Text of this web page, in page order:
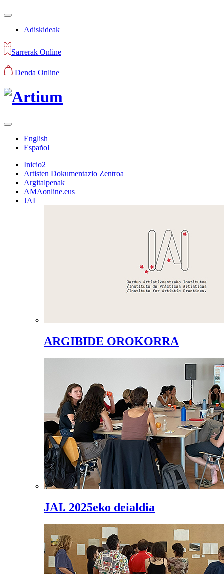
Adiskideak
Sarrerak Online
Denda Online
English
Español
Inicio2
Artisten Dokumentazio Zentroa
Argitalpenak
AMAonline.eus
JAI
ARGIBIDE OROKORRA
JAI. 2025eko deialdia